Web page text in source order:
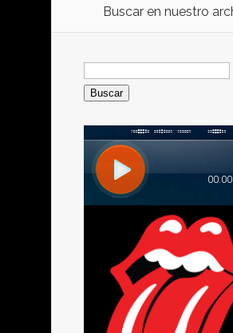
Buscar en nuestro
Buscar: